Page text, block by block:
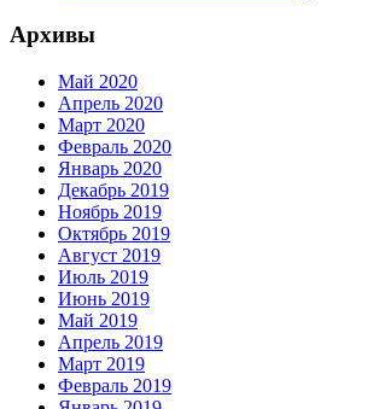
Архивы
Май 2020
Апрель 2020
Март 2020
Февраль 2020
Январь 2020
Декабрь 2019
Ноябрь 2019
Октябрь 2019
Август 2019
Июль 2019
Июнь 2019
Май 2019
Апрель 2019
Март 2019
Февраль 2019